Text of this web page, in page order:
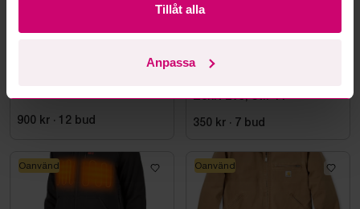
Tillåt alla
Anpassa
10h 17m
900 kr · 12 bud
Bromma
Zenit Evo, stl. 44
350 kr · 7 bud
Oanvänd Oanvänd